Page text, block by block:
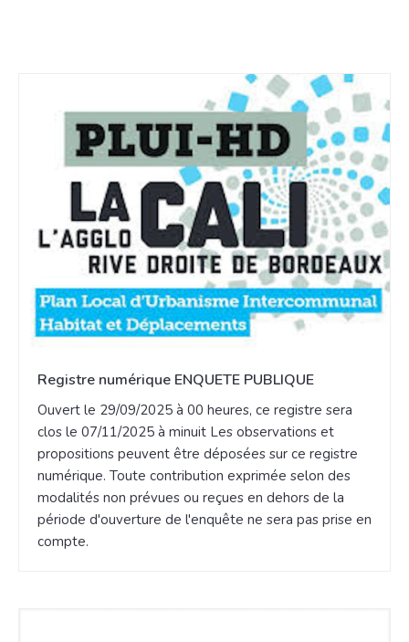
Registre numérique ENQUETE PUBLIQUE
Ouvert le 29/09/2025 à 00 heures, ce registre sera
clos le 07/11/2025 à minuit Les observations et
propositions peuvent être déposées sur ce registre
numérique. Toute contribution exprimée selon des
modalités non prévues ou reçues en dehors de la
période d'ouverture de l'enquête ne sera pas prise en
compte.